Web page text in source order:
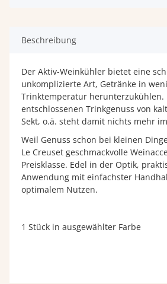
Beschreibung
Der Aktiv-Weinkühler bietet eine
unkomplizierte Art, Getränke in
Trinktemperatur herunterzukühlen.
entschlossenen Trinkgenuss von
Sekt, o.ä. steht damit nichts mehr
Weil Genuss schon bei kleinen
Le Creuset geschmackvolle
Preisklasse. Edel in der Optik,
Anwendung mit einfachster
optimalem Nutzen.
1 Stück in ausgewählter Farbe